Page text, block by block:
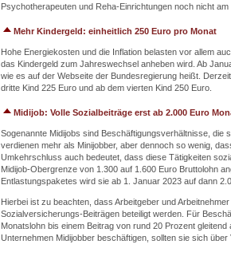
Psychotherapeuten und Reha-Einrichtungen noch nicht am
Mehr Kindergeld: einheitlich 250 Euro pro Monat
Hohe Energiekosten und die Inflation belasten vor allem
das Kindergeld zum Jahreswechsel anheben wird. Ab
wie es auf der Webseite der Bundesregierung heißt.
dritte Kind 225 Euro und ab dem vierten Kind 250 Euro.
Midijob: Volle Sozialbeiträge erst ab 2.000 Euro
Sogenannte Midijobs sind Beschäftigungsverhältnisse, die
verdienen mehr als Minijobber, aber dennoch so wenig,
Umkehrschluss auch bedeutet, dass diese Tätigkeiten
Midijob-Obergrenze von 1.300 auf 1.600 Euro Bruttolohn
Entlastungspaketes wird sie ab 1. Januar 2023 auf dann
Hierbei ist zu beachten, dass Arbeitgeber und
Sozialversicherungs-Beiträgen beteiligt werden. Für
Monatslohn bis einem Beitrag von rund 20 Prozent
Unternehmen Midijobber beschäftigen, sollten sie sich